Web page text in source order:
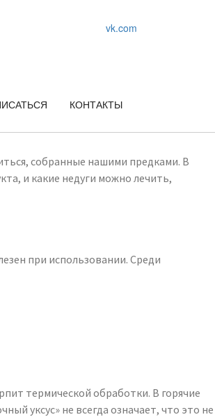
vk.com
КОНТАКТЫ
собранные нашими предками. В
и какие недуги можно лечить,
при использовании. Среди
термической обработки. В горячие
уксус» не всегда означает, что это не